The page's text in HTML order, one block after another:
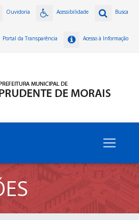
Busca
Acessibilidade
Ouvidoria
Acesso à Informação
Portal da Transparência